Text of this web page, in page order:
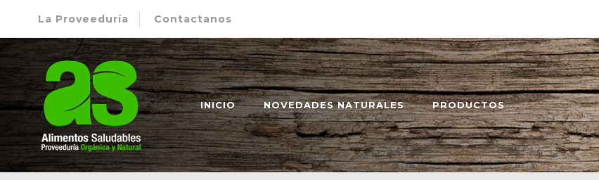
La Proveeduría Contactanos
Alimentos Saludables – Dietética en Rosario
Proveeduría Orgánica y Natural INICIO NOVEDADES NATURALES PRODUCTOS